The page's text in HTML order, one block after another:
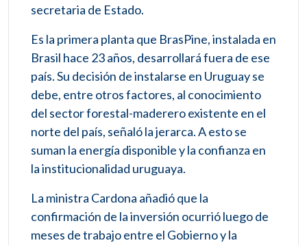
secretaria de Estado.
Es la primera planta que BrasPine, instalada en
Brasil hace 23 años, desarrollará fuera de ese
país. Su decisión de instalarse en Uruguay se
debe, entre otros factores, al conocimiento
del sector forestal-maderero existente en el
norte del país, señaló la jerarca. A esto se
suman la energía disponible y la confianza en
la institucionalidad uruguaya.
La ministra Cardona añadió que la
confirmación de la inversión ocurrió luego de
meses de trabajo entre el Gobierno y la